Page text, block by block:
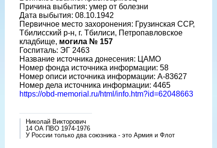
Причина выбытия: умер от болезни
Дата выбытия: 08.10.1942
Первичное место захоронения: Грузинская ССР,
Тбилисский р-н, г. Тбилиси, Петропавловское
кладбище, могила № 157
Госпиталь: ЭГ 2463
Название источника донесения: ЦАМО
Номер фонда источника информации: 58
Номер описи источника информации: А-83627
Номер дела источника информации: 4465
https://obd-memorial.ru/html/info.htm?id=62048663
Николай Викторович
14 ОА ПВО 1974-1976
У России только два союзника - это Армия и Флот